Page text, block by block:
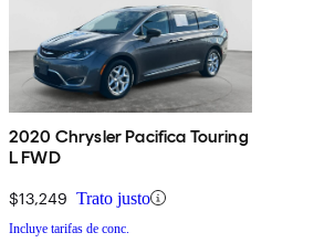
2020 Chrysler Pacifica Touring
L FWD
$13,249 Trato justo
Incluye tarifas de conc.